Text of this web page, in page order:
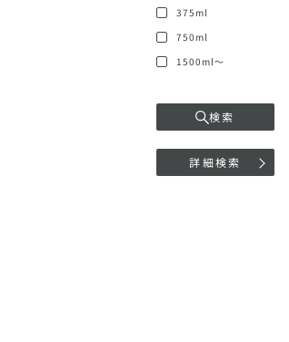
375ml
750ml
1500ml～
検索
詳細検索